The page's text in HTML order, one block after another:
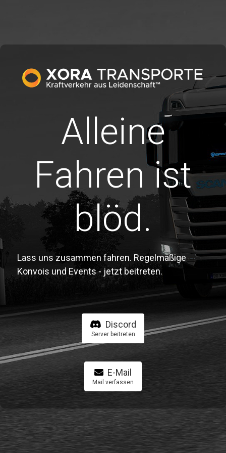
Alleine
Fahren ist
blöd.
Lass uns zusammen fahren. Regelmäßige
Konvois und Events - jetzt beitreten.
Discord
Server beitreten
E-Mail
Mail verfassen